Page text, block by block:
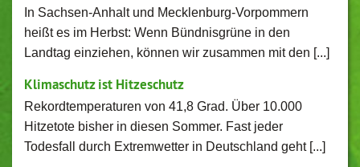
In Sachsen-Anhalt und Mecklenburg-Vorpommern
heißt es im Herbst: Wenn Bündnisgrüne in den
Landtag einziehen, können wir zusammen mit den [...]
Klimaschutz ist Hitzeschutz
Rekordtemperaturen von 41,8 Grad. Über 10.000
Hitzetote bisher in diesen Sommer. Fast jeder
Todesfall durch Extremwetter in Deutschland geht [...]